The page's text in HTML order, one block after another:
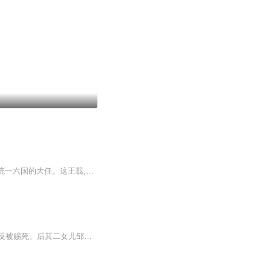
心兴秦,六国当灭。上界九天应元雷神普化天尊奉玉帝敕旨、千佛牒文下界,托生为王翦,承担统一六国的大任。这王翦,奏请秦始皇御驾亲征。首战赵国界牌关,杀死廉颇之子廉杰,赵军大败。秦兵长驱直入燕国,孙膑的父亲孙操、两位哥哥孙龙和孙虎,一家三口、父子三人...
邹王后身为王后，却心肠狠毒，趁齐春王封孙膑为亚父为他庆功之际，用毒酒害孙膑不成，反被赐死。后其二女儿邹赛花，被闵王册封为妃子，住进西宫，从此，奸臣当道，国无宁日。邹赛花利用闵王的荒淫，进谗言绞杀了正宫刘王后，夺得了王后位置。这位邹王后，...